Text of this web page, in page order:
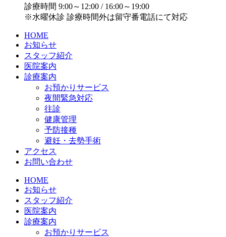
診療時間 9:00～12:00 / 16:00～19:00
※水曜休診 診療時間外は留守番電話にて対応
HOME
お知らせ
スタッフ紹介
医院案内
診療案内
お預かりサービス
夜間緊急対応
往診
健康管理
予防接種
避妊・去勢手術
アクセス
お問い合わせ
HOME
お知らせ
スタッフ紹介
医院案内
診療案内
お預かりサービス